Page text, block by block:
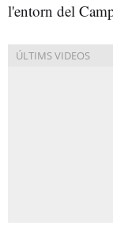
l'entorn del